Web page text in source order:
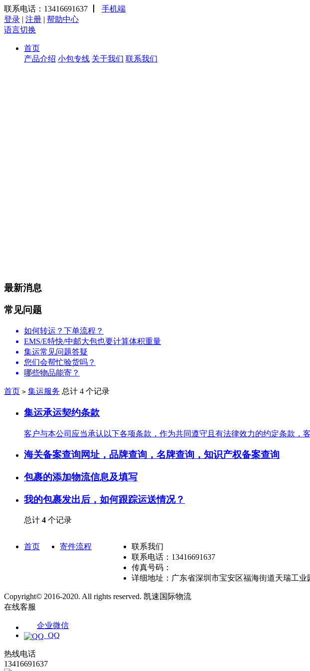
联系电话：13416691637
手机端
登录 | 注册 | 帮助中心
语言切换
首页
产品介绍 小包专线 关于我们 联系我们
最新消息
常见问题
如何转运？下单流程？
EMS/E特快/中邮大包也要计算体积重量
集运常见问题答疑
您们会帮忙验货吗？
哪些物品能寄？
首页 > 集运服务 总计 4 个记录
集运承运契约条款
客户与本公司应当承认以下各项条款，作为共同遵守且有法律效力的约定条款，
海关备案查询网址，品牌查询，名牌查询，知识产权备案查询
包裹的添加物流信息及填写
我的包裹发出后，如何跟踪运送情况？
总计 4 个记录
首页 寄件流程
联系我们
联系电话：13416691637
传真号码：
详细地址：广东省深圳市宝安区福海街道天瑞工业
Copyright© 2016-2020. All rights reserved. 凯速国际物流
在线客服
企业微信
QQ
热线电话
13416691637